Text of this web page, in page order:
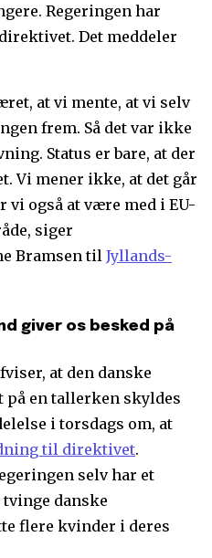
Regeringen har
Det meddeler
at vi mente, at vi selv
frem. Så det var ikke
Status er bare, at der
Vi mener ikke, at det går
også at være med i EU-
siger
Bramsen til Jyllands-
giver os besked på
at den danske
på en tallerken skyldes
i torsdags om, at
til direktivet.
selv har et
danske
flere kvinder i deres